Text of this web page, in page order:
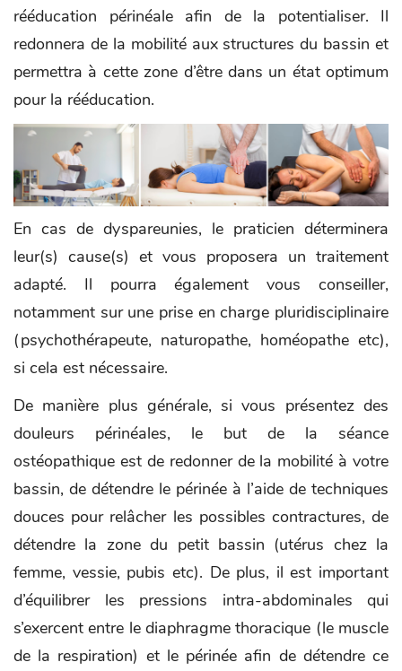
rééducation périnéale afin de la potentialiser. Il
redonnera de la mobilité aux structures du bassin et
permettra à cette zone d’être dans un état optimum
pour la rééducation.
En cas de dyspareunies, le praticien déterminera
leur(s) cause(s) et vous proposera un traitement
adapté. Il pourra également vous conseiller,
notamment sur une prise en charge pluridisciplinaire
(psychothérapeute, naturopathe, homéopathe etc),
si cela est nécessaire.
De manière plus générale, si vous présentez des
douleurs périnéales, le but de la séance
ostéopathique est de redonner de la mobilité à votre
bassin, de détendre le périnée à l’aide de techniques
douces pour relâcher les possibles contractures, de
détendre la zone du petit bassin (utérus chez la
femme, vessie, pubis etc). De plus, il est important
d’équilibrer les pressions intra-abdominales qui
s’exercent entre le diaphragme thoracique (le muscle
de la respiration) et le périnée afin de détendre ce